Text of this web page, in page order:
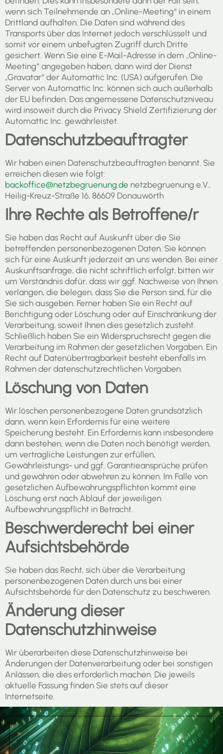
wenn sich Teilnehmende an „Online-Meeting“ in einem
Drittland aufhalten. Die Daten sind während des
Transports über das Internet jedoch verschlüsselt und
somit vor einem unbefugten Zugriff durch Dritte
gesichert. Wenn Sie eine E-Mail-Adresse in dem „Online-
Meeting“ angegeben haben, dann wird der Dienst
„Gravatar“ der Automattic Inc. (USA) aufgerufen. Die
Server von Automattic Inc. können sich auch außerhalb
der EU befinden. Das angemessene Datenschutzniveau
wird insoweit durch die Privacy Shield Zertifizierung der
Automattic Inc. gewährleistet.
Datenschutzbeauftragter
Wir haben einen Datenschutzbeauftragten benannt. Sie
erreichen diesen wie folgt:
backoffice@netzbegruenung.de netzbegruenung e.V.,
Heilig-Kreuz-Straße 16, 86609 Donauwörth
Ihre Rechte als Betroffene/r
Sie haben das Recht auf Auskunft über die Sie
betreffenden personenbezogenen Daten. Sie können
sich für eine Auskunft jederzeit an uns wenden. Bei einer
Auskunftsanfrage, die nicht schriftlich erfolgt, bitten wir
um Verständnis dafür, dass wir ggf. Nachweise von Ihnen
verlangen, die belegen, dass Sie die Person sind, für die
Sie sich ausgeben. Ferner haben Sie ein Recht auf
Berichtigung oder Löschung oder auf Einschränkung der
Verarbeitung, soweit Ihnen dies gesetzlich zusteht.
Schließlich haben Sie ein Widerspruchsrecht gegen die
Verarbeitung im Rahmen der gesetzlichen Vorgaben. Ein
Recht auf Datenübertragbarkeit besteht ebenfalls im
Rahmen der datenschutzrechtlichen Vorgaben.
Löschung von Daten
Wir löschen personenbezogene Daten grundsätzlich
dann, wenn kein Erfordernis für eine weitere
Speicherung besteht. Ein Erfordernis kann insbesondere
dann bestehen, wenn die Daten noch benötigt werden,
um vertragliche Leistungen zur erfüllen,
Gewährleistungs- und ggf. Garantieansprüche prüfen
und gewähren oder abwehren zu können. Im Falle von
gesetzlichen Aufbewahrungspflichten kommt eine
Löschung erst nach Ablauf der jeweiligen
Aufbewahrungspflicht in Betracht.
Beschwerderecht bei einer
Aufsichtsbehörde
Sie haben das Recht, sich über die Verarbeitung
personenbezogenen Daten durch uns bei einer
Aufsichtsbehörde für den Datenschutz zu beschweren.
Änderung dieser
Datenschutzhinweise
Wir überarbeiten diese Datenschutzhinweise bei
Änderungen der Datenverarbeitung oder bei sonstigen
Anlässen, die dies erforderlich machen. Die jeweils
aktuelle Fassung finden Sie stets auf dieser
Internetseite.